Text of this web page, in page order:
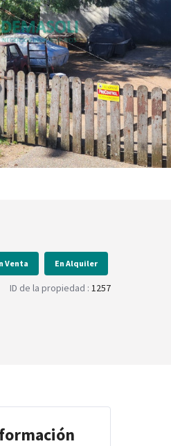
Venta En Alquiler
ID de la propiedad : 1257